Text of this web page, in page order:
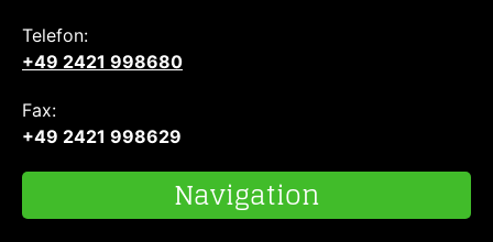
Telefon:
+49 2421 998680
Fax:
+49 2421 998629
Navigation